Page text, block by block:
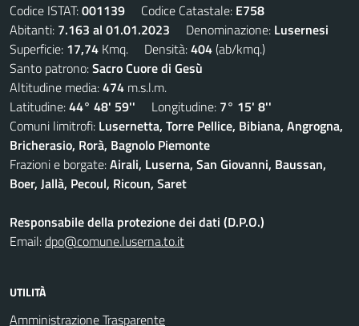
Codice ISTAT:001139 Codice Catastale: E758
Abitanti: 7.163 al 01.01.2023 Denominazione: Lusernesi
Superficie: 17,74 Kmq. Densità:404(ab/kmq.)
Santo patrono:Sacro Cuore di Gesù
Altitudine media:474 m.s.l.m.
Latitudine:44° 48' 59'' Longitudine: 7° 15' 8''
Comuni limitrofi: Lusernetta, Torre Pellice, Bibiana, Angrogna,
Bricherasio, Rorà, Bagnolo Piemonte
Frazioni e borgate:Airali, Luserna, San Giovanni, Baussan,
Boer, Jallà, Pecoul, Ricoun, Saret
Responsabile della protezione dei dati (D.P.O.)
Email:dpo@comune.luserna.to.it
UTILITÀ
Amministrazione Trasparente